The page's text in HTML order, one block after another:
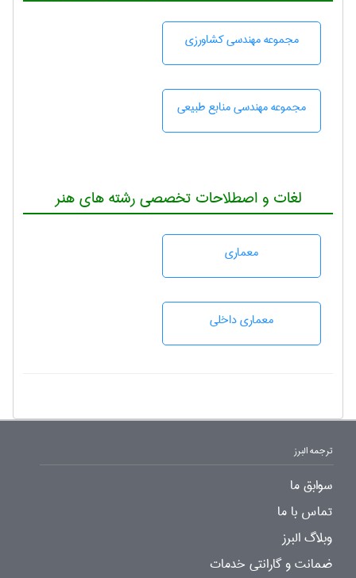
مجموعه مهندسی كشاورزی
مجموعه مهندسی منابع طبيعی
لغات و اصطلاحات تخصصی رشته های هنر
معماری
معماری داخلی
ترجمه البرز
سوابق ما
تماس با ما
وبلاگ البرز
ضمانت و گارانتی خدمات